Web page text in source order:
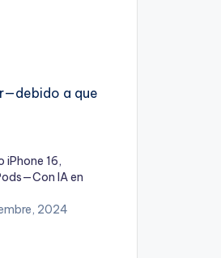
a que
iPhone 16,
IA en
2024